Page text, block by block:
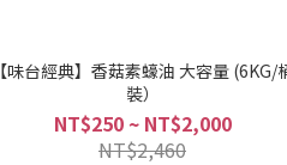
【味台經典】香菇素蠔油 大容量 (6KG/桶
裝）
NT$250 ~ NT$2,000
NT$2,460